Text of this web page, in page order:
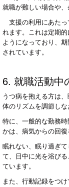
就職が難しい場合や、
支援の利用にあたっ
れます。これは定期
ようになっており、
されています。
6. 就職活動中
うつ病を抱える方は
体のリズムを調節しな
特に、一般的な勤務
かは、病気からの回復
眠れない、眠り過ぎ
て、日中に光を浴び
ています。
また、行動記録をつ